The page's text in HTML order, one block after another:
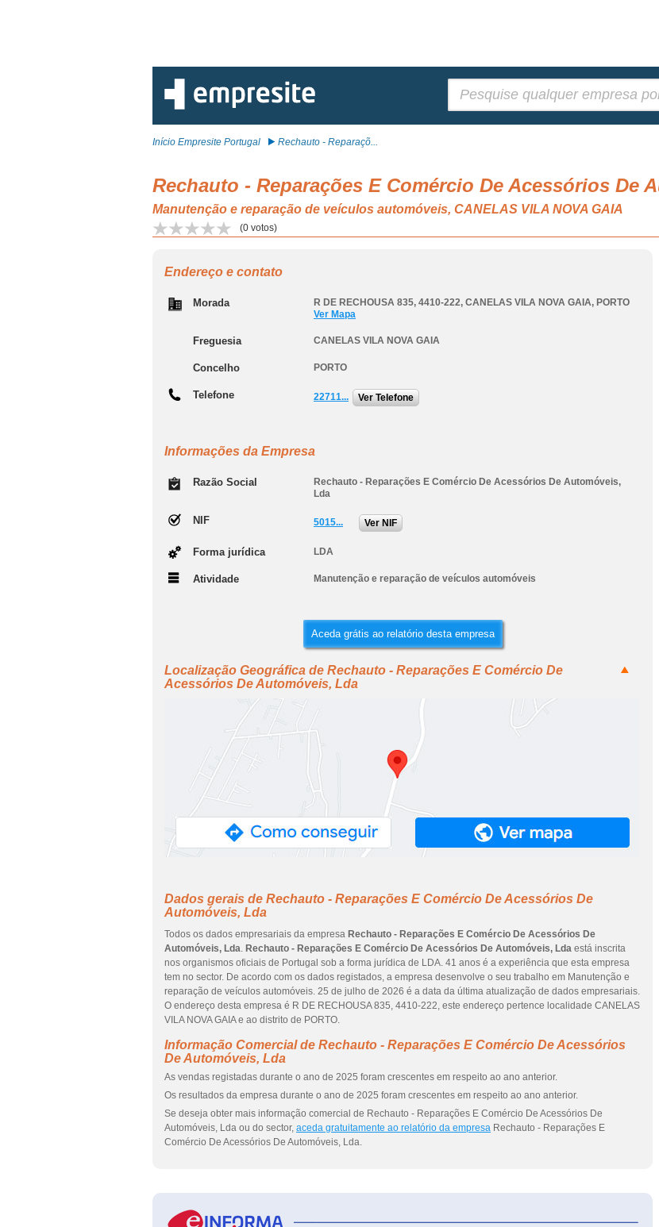
Início Empresite Portugal Rechauto - Reparaçõ...
Rechauto - Reparações E Comércio De Acessórios De
Manutenção e reparação de veículos automóveis, CANELAS VILA NOVA GAIA
(0 votos)
Endereço e contato
Morada R DE RECHOUSA 835, 4410-222, CANELAS VILA NOVA GAIA, PORTO
Ver Mapa
Freguesia CANELAS VILA NOVA GAIA
Concelho PORTO
Telefone 22711... Ver Telefone
Informações da Empresa
Razão Social
Rechauto - Reparações E Comércio De Acessórios De Automóveis,
Lda
NIF 5015... Ver NIF
Forma jurídica LDA
Atividade Manutenção e reparação de veículos automóveis
Aceda grátis ao relatório desta empresa
Localização Geográfica de Rechauto - Reparações E Comércio De
Acessórios De Automóveis, Lda
Dados gerais de Rechauto - Reparações E Comércio De Acessórios De
Automóveis, Lda
Todos os dados empresariais da empresa Rechauto - Reparações E Comércio De Acessórios De
Automóveis, Lda. Rechauto - Reparações E Comércio De Acessórios De Automóveis, Lda está inscrita
nos organismos oficiais de Portugal sob a forma jurídica de LDA. 41 anos é a experiência que esta empresa
tem no sector. De acordo com os dados registados, a empresa desenvolve o seu trabalho em Manutenção e
reparação de veículos automóveis. 25 de julho de 2026 é a data da última atualização de dados empresariais.
O endereço desta empresa é R DE RECHOUSA 835, 4410-222, este endereço pertence localidade CANELAS
VILA NOVA GAIA e ao distrito de PORTO.
Informação Comercial de Rechauto - Reparações E Comércio De Acessórios
De Automóveis, Lda
As vendas registadas durante o ano de 2025 foram crescentes em respeito ao ano anterior.
Os resultados da empresa durante o ano de 2025 foram crescentes em respeito ao ano anterior.
Se deseja obter mais informação comercial de Rechauto - Reparações E Comércio De Acessórios De
Automóveis, Lda ou do sector, aceda gratuitamente ao relatório da empresa Rechauto - Reparações E
Comércio De Acessórios De Automóveis, Lda.